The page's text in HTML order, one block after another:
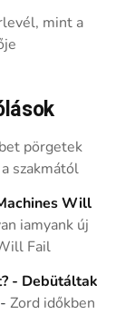
mint a
pörgetek
szakmától
Will
iamyank új
Fail
- Debütáltak
-Zord időkben